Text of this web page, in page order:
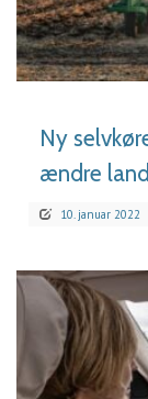
Ny
ændre
10. januar 2022